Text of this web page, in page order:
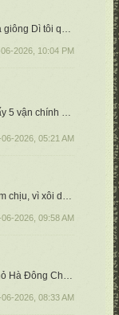
giông Dì tôi quẳng gánh xuôi dòng viễn Tây
2026, 10:04 PM
cần theo thể thơ bài xướng ạ) ❤️
2026, 05:21 AM
vì xôi dẫu tử đòn
06-2026, 09:58 AM
Hà Đông Chốn ấy mùa bay nắng có nồng
06-2026, 08:33 AM